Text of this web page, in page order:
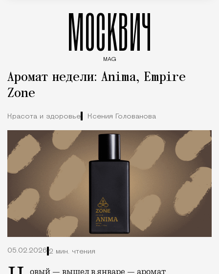
МОСКВИЧ
MAG
Аромат недели: Anima, Empire
Zone
Красота и здоровье Ксения Голованова
05.02.2026 2 мин. чтения